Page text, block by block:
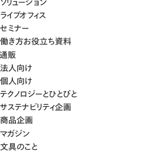
ライブオフィス
セミナー
働き方お役立ち資料
通販
法人向け
個人向け
テクノロジーとひとびと
サステナビリティ企画
商品企画
マガジン
文具のこと